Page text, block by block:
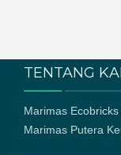
TENTANG
Marimas
Marimas Putera